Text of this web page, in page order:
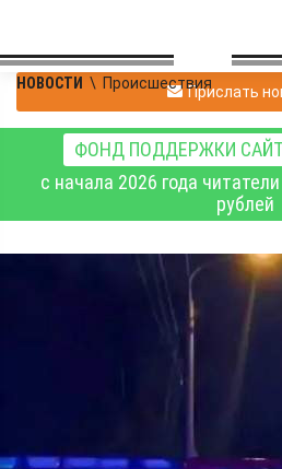
НОВОСТИ \ ПроисшествияПрислать
ФОНД ПОДДЕРЖКИ
с начала 2026 года
рублей
За выходные
сотрудники
привлекли к
нетрезвого